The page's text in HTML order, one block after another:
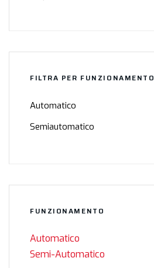
FILTRA PER FUNZIONAMENTO
Automatico
Semiautomatico
FUNZIONAMENTO
Automatico
Semi-Automatico